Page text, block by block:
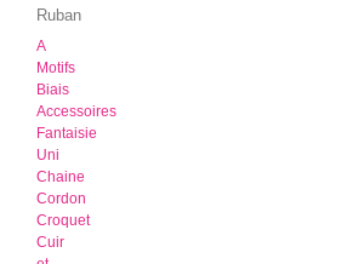
Ruban
A
Motifs
Biais
Accessoires
Fantaisie
Uni
Chaine
Cordon
Croquet
Cuir